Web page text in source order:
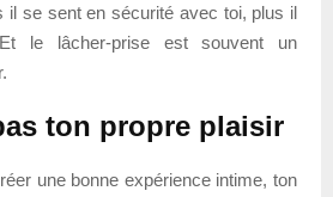
il se sent en sécurité avec toi, plus il
le lâcher-prise est souvent un
ton propre plaisir
une bonne expérience intime, ton